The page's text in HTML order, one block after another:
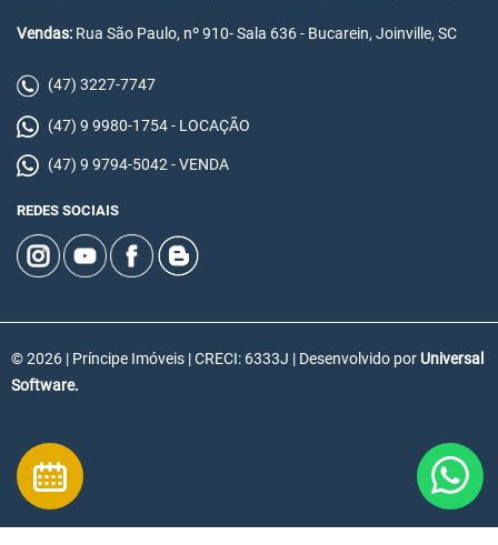
Vendas: Rua São Paulo, nº 910- Sala 636 - Bucarein, Joinville, SC
(47) 3227-7747
(47) 9 9980-1754 - LOCAÇÃO
(47) 9 9794-5042 - VENDA
REDES SOCIAIS
© 2026 | Príncipe Imóveis | CRECI: 6333J | Desenvolvido por Universal
Software.